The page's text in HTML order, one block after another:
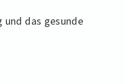
das gesunde